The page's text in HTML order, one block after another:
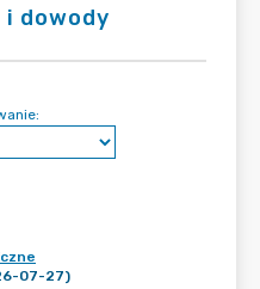
i dowody
07-27)